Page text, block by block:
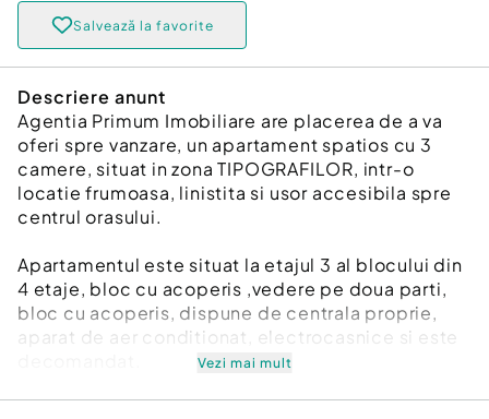
Salvează la favorite
Descriere anunt
Agentia Primum Imobiliare are placerea de a va
oferi spre vanzare, un apartament spatios cu 3
camere, situat in zona TIPOGRAFILOR, intr-o
locatie frumoasa, linistita si usor accesibila spre
centrul orasului.
Apartamentul este situat la etajul 3 al blocului din
4 etaje, bloc cu acoperis ,vedere pe doua parti,
bloc cu acoperis, dispune de centrala proprie,
aparat de aer conditionat, electrocasnice si este
Vezi mai mult